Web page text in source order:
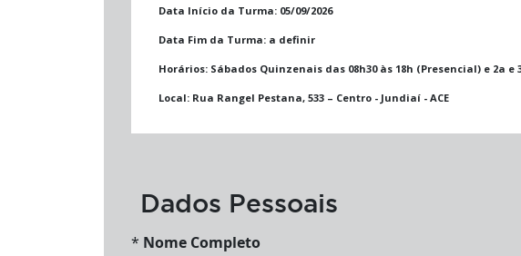
Data Início da Turma: 05/09/2026
Data Fim da Turma: a definir
Horários: Sábados Quinzenais das 08h30 às 18h (Presencial) e 2a
Local: Rua Rangel Pestana, 533 – Centro - Jundiaí - ACE
Dados Pessoais
* Nome Completo